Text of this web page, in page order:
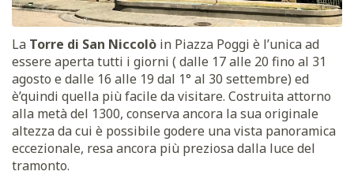
La Torre di San Niccolò in Piazza Poggi è l’unica ad
essere aperta tutti i giorni ( dalle 17 alle 20 fino al 31
agosto e dalle 16 alle 19 dal 1° al 30 settembre) ed
è’quindi quella più facile da visitare. Costruita attorno
alla metà del 1300, conserva ancora la sua originale
altezza da cui è possibile godere una vista panoramica
eccezionale, resa ancora più preziosa dalla luce del
tramonto.